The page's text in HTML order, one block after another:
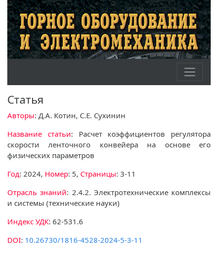
Статья
Авторы: Д.А. Котин, С.Е. Сухинин
Название статьи: Расчет коэффициентов регулятора
скорости ленточного конвейера на основе его
физических параметров
Год: 2024, Номер: 5, Страницы: 3-11
Отрасль знаний: 2.4.2. Электротехнические комплексы
и системы (технические науки)
Индекс УДК: 62-531.6
DOI: 10.26730/1816-4528-2024-5-3-11